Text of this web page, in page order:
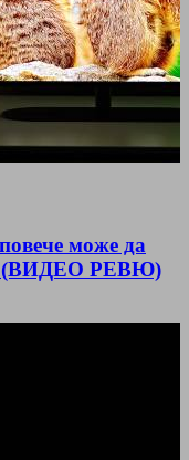
може да
(ВИДЕО РЕВЮ)